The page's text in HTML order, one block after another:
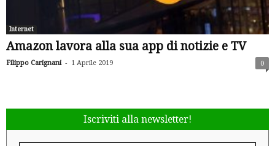
Internet
Amazon lavora alla sua app di notizie e TV
Filippo Carignani - 1 Aprile 2019 0
Iscriviti alla newsletter!